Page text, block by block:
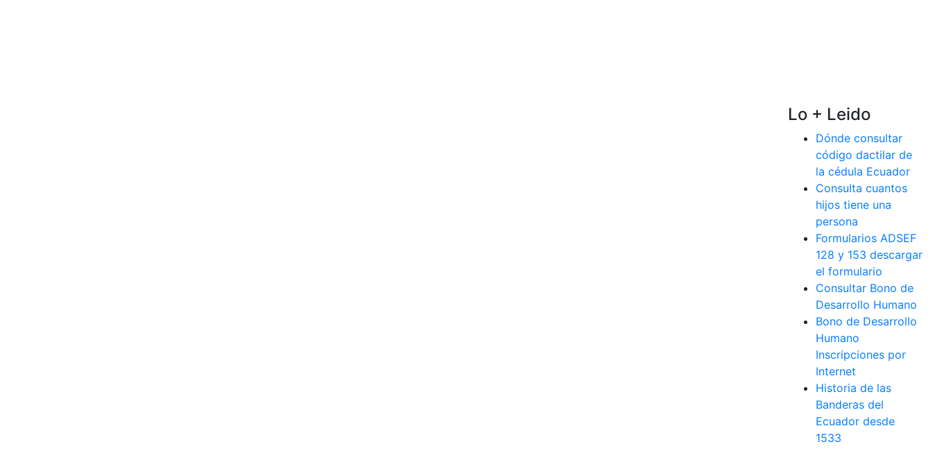
Lo + Leido
Dónde consultar
código dactilar de
la cédula Ecuador
Consulta cuantos
hijos tiene una
persona
Formularios ADSEF
128 y 153 descargar
el formulario
Consultar Bono de
Desarrollo Humano
Bono de Desarrollo
Humano
Inscripciones por
Internet
Historia de las
Banderas del
Ecuador desde
1533